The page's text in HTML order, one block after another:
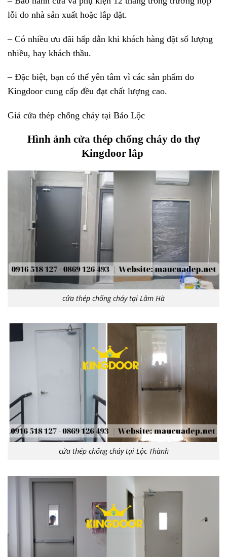
lỗi do nhà sản xuất hoặc lắp đặt.
– Có nhiều ưu đãi hấp dẫn khi khách hàng đặt số lượng
nhiều, hay khách thầu.
– Đặc biệt, bạn có thể yên tâm vì các sản phẩm do
Kingdoor cung cấp đều đạt chất lượng cao.
Giá cửa thép chống cháy tại Bảo Lộc
Hình ảnh cửa thép chống cháydo thợ
Kingdoor lắp
cửa thép chống cháy tại Lâm Hà
cửa thép chống cháy tại Lộc Thành